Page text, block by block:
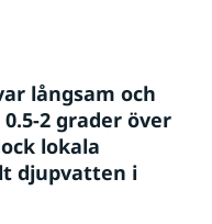
långsam och
2 grader över
lokala
djupvatten i